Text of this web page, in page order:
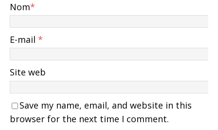
Nom*
E-mail *
Site web
Save my name, email, and website in this
browser for the next time I comment.